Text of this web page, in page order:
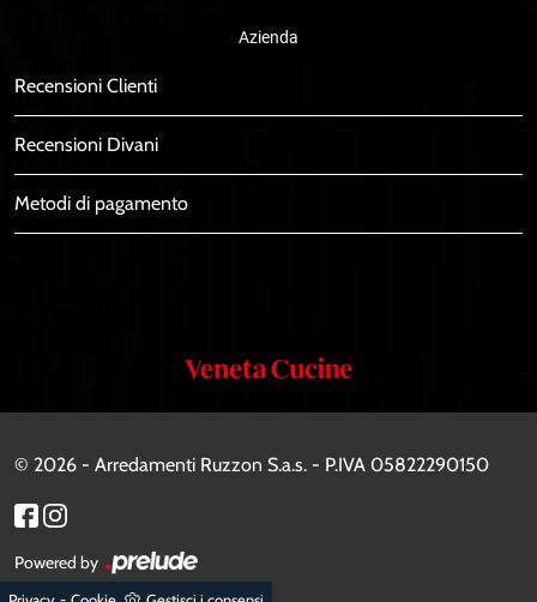
Azienda
Recensioni Clienti
Recensioni Divani
Metodi di pagamento
Veneta
© 2026 - Arredamenti Ruzzon S.a.s. - P.IVA 05822290150
Powered by